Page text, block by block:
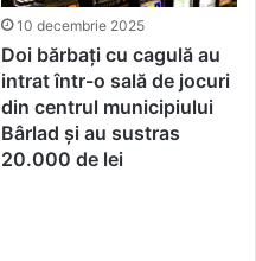
10 decembrie 2025
Doi bărbați cu cagulă au
intrat într-o sală de jocuri
din centrul municipiului
Bârlad și au sustras
20.000 de lei